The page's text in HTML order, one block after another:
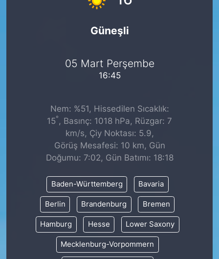
Güneşli
05 Mart Perşembe
16:45
Nem: %51, Hissedilen Sıcaklık:
15° , Basınç: 1018 hPa, Rüzgar: 7
km/s, Çiy Noktası: 5.9,
Görüş Mesafesi: 10 km, Gün
Doğumu: 7:02, Gün Batımı: 18:18
Baden-Württemberg Bavaria
Berlin Brandenburg Bremen
Hamburg Hesse Lower Saxony
Mecklenburg-Vorpommern